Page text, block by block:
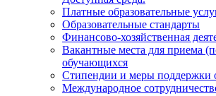
Платные образовательные
Образовательные стандарты
Финансово-хозяйственная
Вакантные места для приема
обучающихся
Стипендии и меры поддержки
Международное